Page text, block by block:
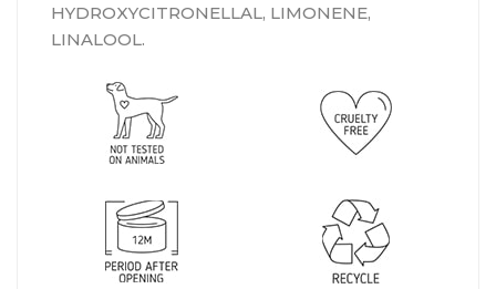
HYDROXYCITRONELLAL, LIMONENE,
LINALOOL.